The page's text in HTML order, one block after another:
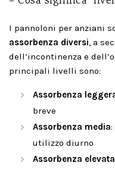
I pannoloni per anziani
assorbenza diversi, a
dell’incontinenza e
principali livelli sono:
Assorbenza
breve
Assorbenza media
utilizzo diurno
Assorbenza elevata